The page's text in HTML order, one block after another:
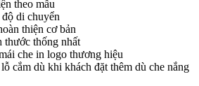
theo mẫu
di chuyển
thiện cơ bản
thước thống nhất
che in logo thương hiệu
cắm dù khi khách đặt thêm dù che nắng